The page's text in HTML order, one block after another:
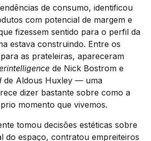
de consumo, identificou
com potencial de margem e
fizessem sentido para o perfil da
estava construindo. Entre os
as prateleiras, apareceram
de Nick Bostrom e
de Aldous Huxley — uma
dizer bastante sobre como a
momento que vivemos.
tomou decisões estéticas sobre
do espaço, contratou empreiteiros